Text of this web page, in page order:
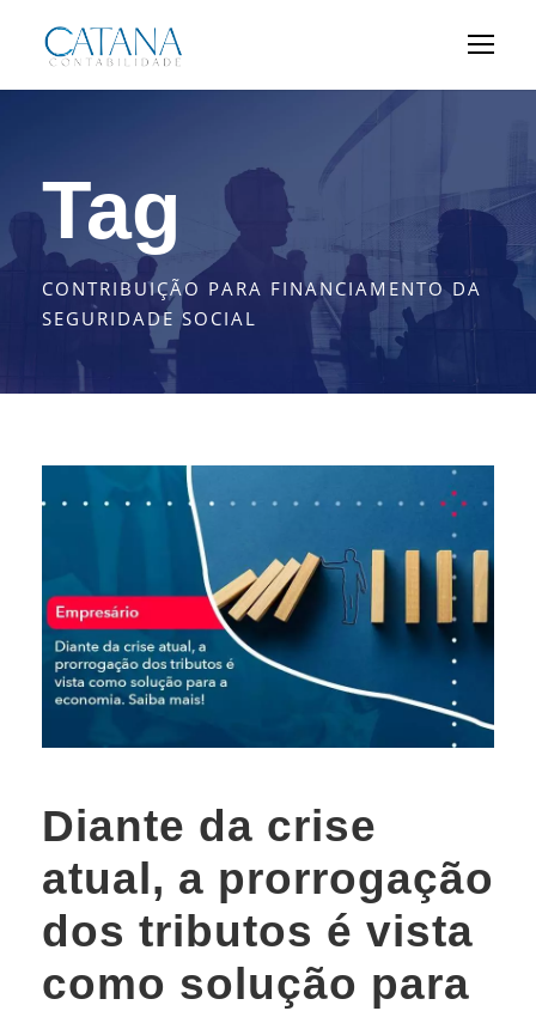
Tag
CONTRIBUIÇÃO PARA FINANCIAMENTO DA
SEGURIDADE SOCIAL
Diante da crise
atual, a prorrogação
dos tributos é vista
como solução para